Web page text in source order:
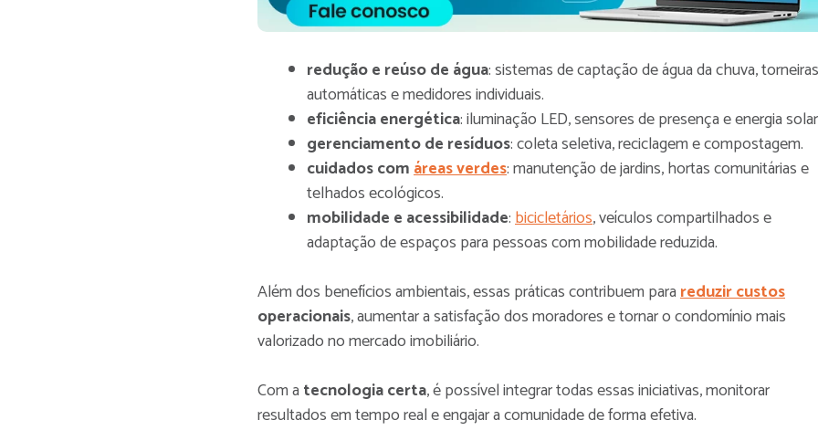
redução e reúso de água: sistemas de captação de água da chuva, torneiras
automáticas e medidores individuais.
eficiência energética: iluminação LED, sensores de presença e energia
gerenciamento de resíduos: coleta seletiva, reciclagem e compostagem.
cuidados comáreas verdes: manutenção de jardins, hortas comunitárias e
telhados ecológicos.
mobilidade e acessibilidade:bicicletários, veículos compartilhados e
adaptação de espaços para pessoas com mobilidade reduzida.
Além dos benefícios ambientais, essas práticas contribuem parareduzir custos
operacionais, aumentar a satisfação dos moradores e tornar o condomínio mais
valorizado no mercado imobiliário.
Com a tecnologia certa, é possível integrar todas essas iniciativas, monitorar
resultados em tempo real e engajar a comunidade de forma efetiva.